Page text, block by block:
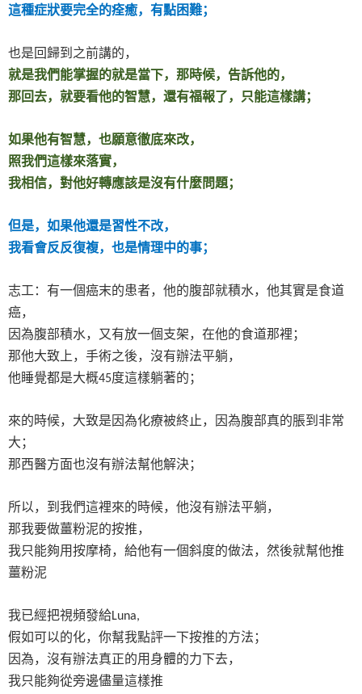
這種症狀要完全的痊癒，有點困難；
也是回歸到之前講的，
就是我們能掌握的就是當下，那時候，告訴他的，
那回去，就要看他的智慧，還有福報了，只能這樣講；
如果他有智慧，也願意徹底來改，
照我們這樣來落實，
我相信，對他好轉應該是沒有什麼問題；
但是，如果他還是習性不改，
我看會反反復複，也是情理中的事；
志工：有一個癌末的患者，他的腹部就積水，他其實是食道
癌，
因為腹部積水，又有放一個支架，在他的食道那裡；
那他大致上，手術之後，沒有辦法平躺，
他睡覺都是大概45度這樣躺著的；
來的時候，大致是因為化療被終止，因為腹部真的脹到非常
大；
那西醫方面也沒有辦法幫他解決；
所以，到我們這裡來的時候，他沒有辦法平躺，
那我要做薑粉泥的按推，
我只能夠用按摩椅，給他有一個斜度的做法，然後就幫他推
薑粉泥
我已經把視頻發給Luna,
假如可以的化，你幫我點評一下按推的方法；
因為，沒有辦法真正的用身體的力下去，
我只能夠從旁邊儘量這樣推